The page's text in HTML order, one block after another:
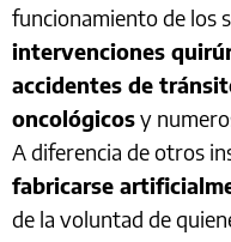
funcionamiento de los
intervenciones
accidentes de
oncológicosy
A diferencia de otros
fabricarse
de la voluntad de